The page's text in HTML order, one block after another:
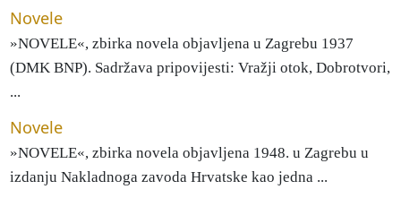
Novele
»NOVELE«, zbirka novela objavljena u Zagrebu 1937
(DMK BNP). Sadržava pripovijesti: Vražji otok, Dobrotvori,
...
Novele
»NOVELE«, zbirka novela objavljena 1948. u Zagrebu u
izdanju Nakladnoga zavoda Hrvatske kao jedna ...